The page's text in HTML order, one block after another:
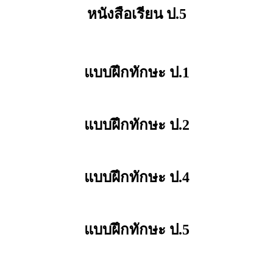
หนังสือเรียน ป.5
แบบฝึกทักษะ ป.1
แบบฝึกทักษะ ป.2
แบบฝึกทักษะ ป.4
แบบฝึกทักษะ ป.5